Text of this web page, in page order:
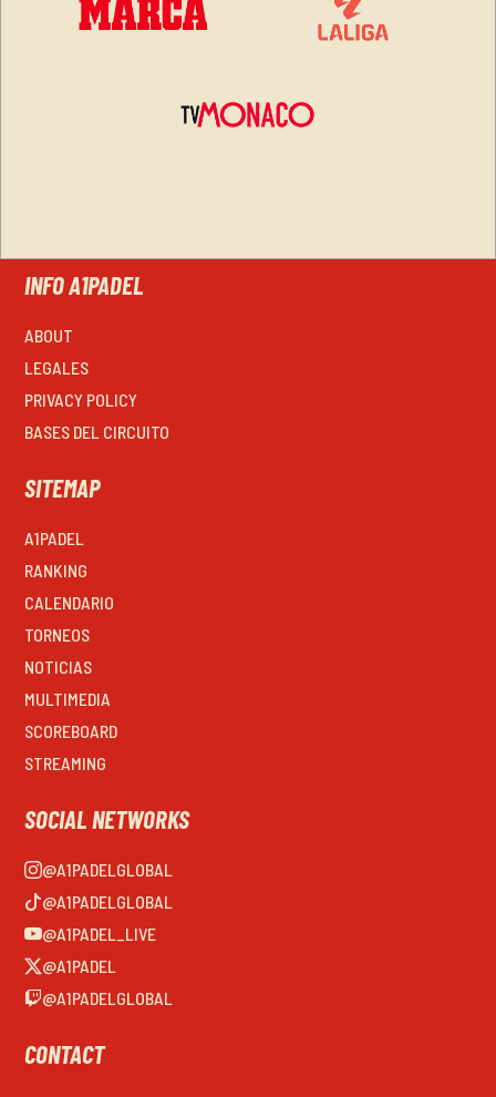
INFO A1PADEL
ABOUT
LEGALES
PRIVACY POLICY
BASES DEL CIRCUITO
SITEMAP
A1PADEL
RANKING
CALENDARIO
TORNEOS
NOTICIAS
MULTIMEDIA
SCOREBOARD
STREAMING
SOCIAL NETWORKS
@A1PADELGLOBAL
@A1PADELGLOBAL
@A1PADEL_LIVE
@A1PADEL
@A1PADELGLOBAL
CONTACT